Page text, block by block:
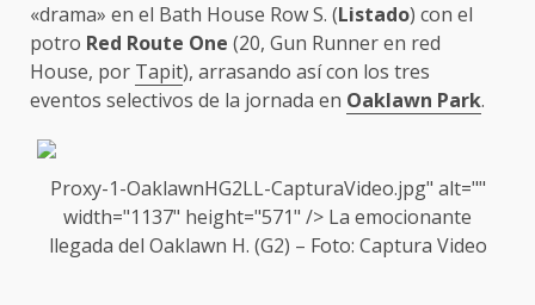
«drama» en el Bath House Row S. (Listado) con el
potro Red Route One (20, Gun Runner en red
House, por Tapit), arrasando así con los tres
eventos selectivos de la jornada en Oaklawn Park.
Proxy-1-OaklawnHG2LL-CapturaVideo.jpg" alt=""
width="1137" height="571" /> La emocionante
llegada del Oaklawn H. (G2) – Foto: Captura Video